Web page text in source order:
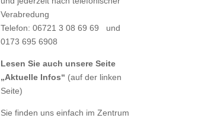
Verabredung
Telefon: 06721 3 08 69 69 und
0173 695 6908
Lesen Sie auch unsere Seite
„Aktuelle Infos“ (auf der linken
Seite)
Sie finden uns einfach im Zentrum